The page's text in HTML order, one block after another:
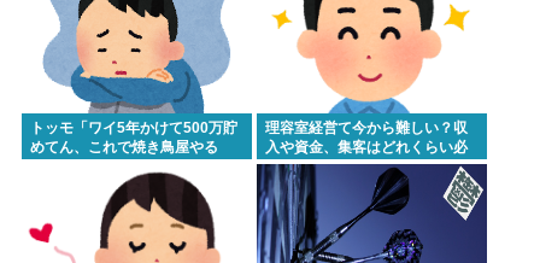
トッモ「ワイ5年かけて500万貯
めてん、これで焼き鳥屋やる
理容室経営て今から難しい？収
入や資金、集客はどれくらい必
要？？